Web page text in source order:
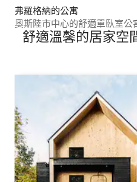
弗羅格納的公寓
奧斯陸市中心的舒適單臥室公
舒適溫馨的居家空